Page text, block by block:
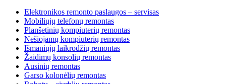
Elektronikos remonto paslaugos – servisas
Mobiliųjų telefonų remontas
Planšetinių kompiuterių remontas
Nešiojamų kompiuterių remontas
Išmaniųjų laikrodžių remontas
Žaidimų konsolių remontas
Ausinių remontas
Garso kolonėlių remontas